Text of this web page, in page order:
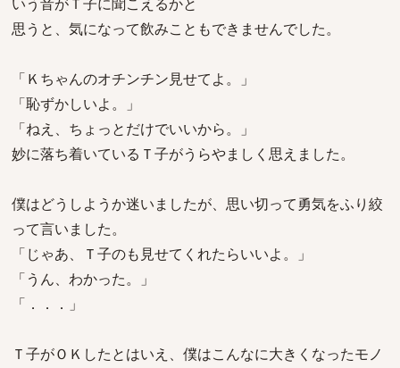
思うと、気になって飲みこともできませんでした。
「Ｋちゃんのオチンチン見せてよ。」
「恥ずかしいよ。」
「ねえ、ちょっとだけでいいから。」
妙に落ち着いているＴ子がうらやましく思えました。
僕はどうしようか迷いましたが、思い切って勇気をふり絞
って言いました。
「じゃあ、Ｔ子のも見せてくれたらいいよ。」
「うん、わかった。」
「．．．」
Ｔ子がＯＫしたとはいえ、僕はこんなに大きくなったモノ